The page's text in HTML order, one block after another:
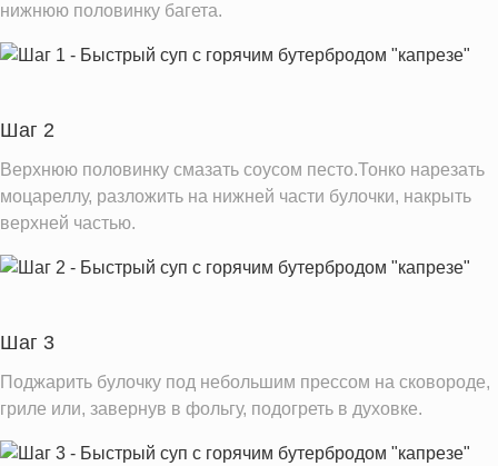
нижнюю половинку багета.
Шаг 2
Верхнюю половинку смазать соусом песто.Тонко нарезать
моцареллу, разложить на нижней части булочки, накрыть
верхней частью.
Шаг 3
Поджарить булочку под небольшим прессом на сковороде,
гриле или, завернув в фольгу, подогреть в духовке.